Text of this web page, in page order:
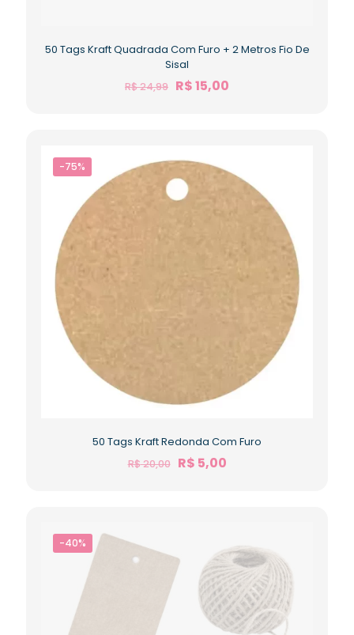
50 Tags Kraft Quadrada Com Furo + 2 Metros Fio De
Sisal
R$24,99 R$15,00
-75%
50 Tags Kraft Redonda Com Furo
R$20,00 R$ 5,00
-40%